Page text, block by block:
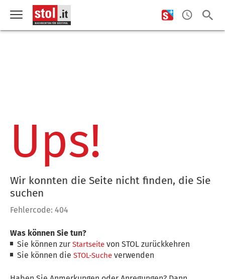
Ups!
Wir konnten die Seite nicht finden, die Sie
suchen
Fehlercode: 404
Was können Sie tun?
Sie können zurStartseite von STOL zurückkehren
Sie können dieSTOL-Suche verwenden